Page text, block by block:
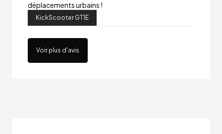
déplacements urbains !
KickScooter GT1E
Voir plus d'avis